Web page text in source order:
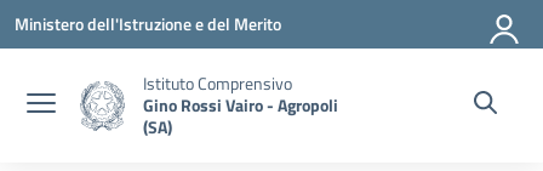
Vai ai contenuti
Vai al menu di navigazione
Vai al footer
Ministero dell'Istruzione e del Merito
Istituto Comprensivo
Gino Rossi Vairo - Agropoli
(SA)